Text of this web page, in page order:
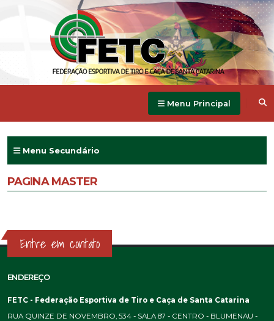
Menu Principal
Menu Secundário
PAGINA MASTER
Entre em contato
ENDEREÇO
FETC - Federação Esportiva de Tiro e Caça de Santa Catarina
RUA QUINZE DE NOVEMBRO, 534 - SALA 87 - CENTRO - BLUMENAU -